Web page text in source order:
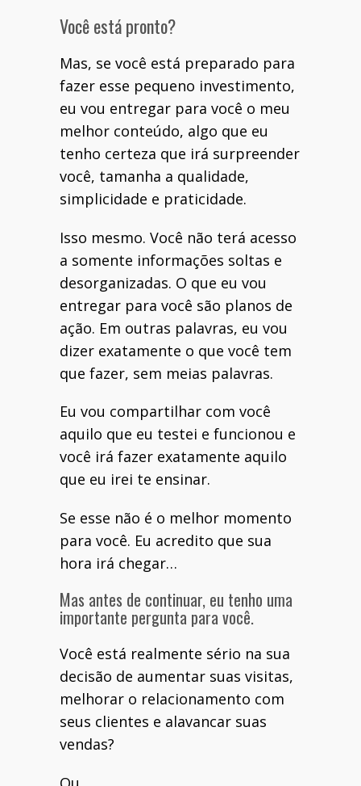
Você está pronto?
Mas, se você está preparado para
fazer esse pequeno investimento,
eu vou entregar para você o meu
melhor conteúdo, algo que eu
tenho certeza que irá surpreender
você, tamanha a qualidade,
simplicidade e praticidade.
Isso mesmo. Você não terá acesso
a somente informações soltas e
desorganizadas. O que eu vou
entregar para você são planos de
ação. Em outras palavras, eu vou
dizer exatamente o que você tem
que fazer, sem meias palavras.
Eu vou compartilhar com você
aquilo que eu testei e funcionou e
você irá fazer exatamente aquilo
que eu irei te ensinar.
Se esse não é o melhor momento
para você. Eu acredito que sua
hora irá chegar…
Mas antes de continuar, eu tenho uma
importante pergunta para você.
Você está realmente sério na sua
decisão de aumentar suas visitas,
melhorar o relacionamento com
seus clientes e alavancar suas
vendas?